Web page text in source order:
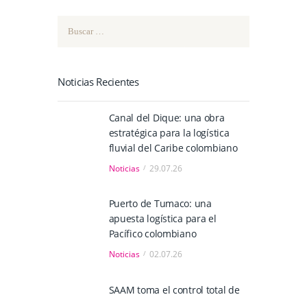
Noticias Recientes
Canal del Dique: una obra
estratégica para la logística
fluvial del Caribe colombiano
Noticias 29.07.26
Puerto de Tumaco: una
apuesta logística para el
Pacífico colombiano
Noticias 02.07.26
SAAM toma el control total de